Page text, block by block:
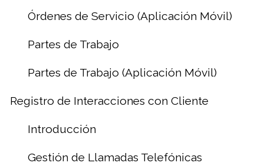
Órdenes de Servicio (Aplicación Móvil)
Partes de Trabajo
Partes de Trabajo (Aplicación Móvil)
Registro de Interacciones con Cliente
Introducción
Gestión de Llamadas Telefónicas